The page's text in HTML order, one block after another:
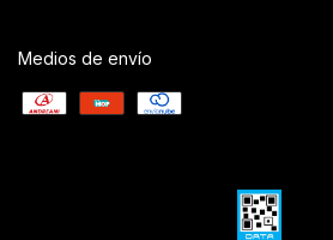
Medios de envío